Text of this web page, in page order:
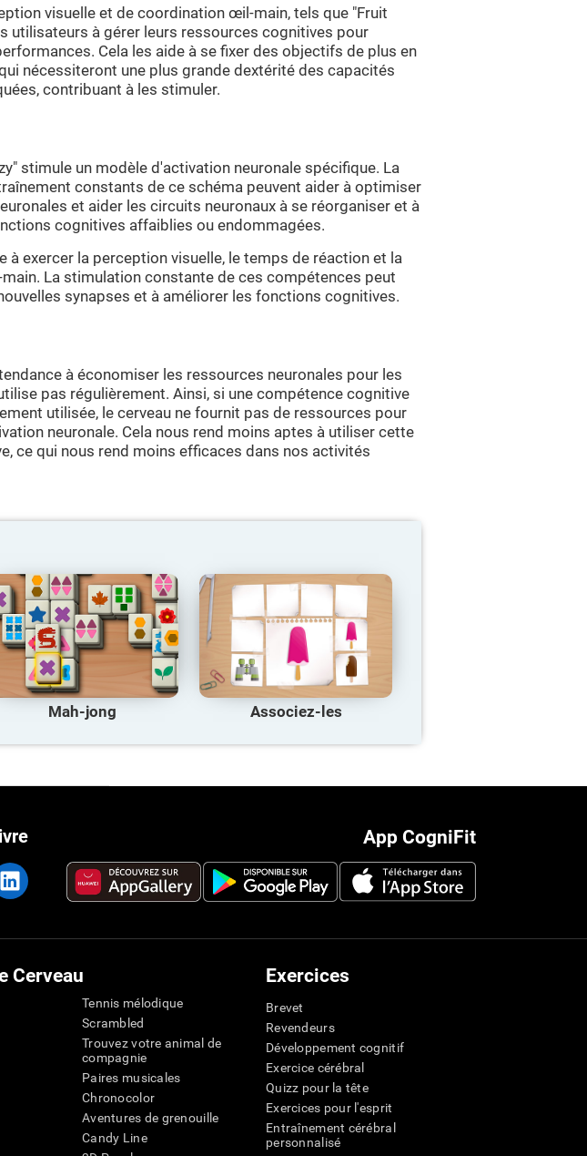
visuelle et de coordination œil-main, tels que "Fruit
utilisateurs à gérer leurs ressources cognitives pour
Cela les aide à se fixer des objectifs de plus en
nécessiteront une plus grande dextérité des capacités
contribuant à les stimuler.
stimule un modèle d'activation neuronale spécifique. La
constants de ce schéma peuvent aider à optimiser
et aider les circuits neuronaux à se réorganiser et à
cognitives affaiblies ou endommagées.
à exercer la perception visuelle, le temps de réaction et la
La stimulation constante de ces compétences peut
synapses et à améliorer les fonctions cognitives.
à économiser les ressources neuronales pour les
pas régulièrement. Ainsi, si une compétence cognitive
utilisée, le cerveau ne fournit pas de ressources pour
neuronale. Cela nous rend moins aptes à utiliser cette
ce qui nous rend moins efficaces dans nos activités
Mah-jong Associez-les
App CogniFit
Cerveau
Tennis mélodique
Scrambled
Trouvez votre animal de
compagnie
Paires musicales
Chronocolor
Aventures de grenouille
Candy Line
Exercices
Brevet
Revendeurs
Développement cognitif
Exercice cérébral
Quizz pour la tête
Exercices pour l'esprit
Entraînement cérébral
personnalisé